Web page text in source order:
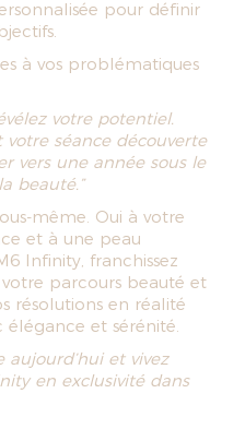
pour définir
à vos problématiques
votre potentiel.
séance découverte
vers une année sous le
beauté.”
même. Oui à votre
et à une peau
Infinity, franchissez
parcours beauté et
résolutions en réalité
élégance et sérénité.
aujourd’hui et vivez
en exclusivité dans